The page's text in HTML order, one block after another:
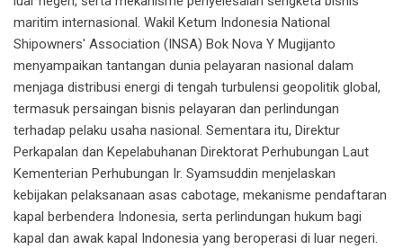
maritim internasional. Wakil Ketum Indonesia National
Shipowners' Association (INSA) Bok Nova Y Mugijanto
menyampaikan tantangan dunia pelayaran nasional dalam
menjaga distribusi energi di tengah turbulensi geopolitik global,
termasuk persaingan bisnis pelayaran dan perlindungan
terhadap pelaku usaha nasional. Sementara itu, Direktur
Perkapalan dan Kepelabuhanan Direktorat Perhubungan Laut
Kementerian Perhubungan Ir. Syamsuddin menjelaskan
kebijakan pelaksanaan asas cabotage, mekanisme pendaftaran
kapal berbendera Indonesia, serta perlindungan hukum bagi
kapal dan awak kapal Indonesia yang beroperasi di luar negeri.